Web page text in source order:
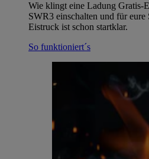
Wie klingt eine Ladung Gratis-
SWR3 einschalten und für eure
Eistruck ist schon startklar.
So funktioniert´s